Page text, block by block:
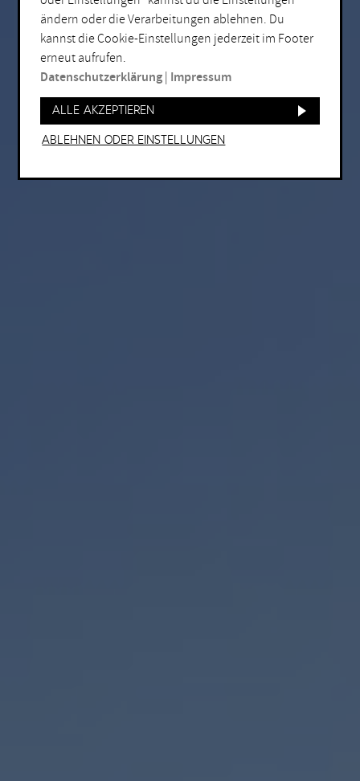
ändern oder die Verarbeitungen ablehnen. Du
kannst die Cookie-Einstellungen jederzeit im Footer
erneut aufrufen.
Datenschutzerklärung Impressum
Alle akzeptieren
Ablehnen oder Einstellungen